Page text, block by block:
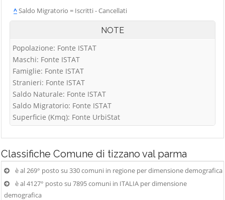
^Saldo Migratorio = Iscritti - Cancellati
NOTE
Popolazione: Fonte ISTAT
Maschi: Fonte ISTAT
Famiglie: Fonte ISTAT
Stranieri: Fonte ISTAT
Saldo Naturale: Fonte ISTAT
Saldo Migratorio: Fonte ISTAT
Superficie (Kmq): Fonte UrbiStat
Classifiche Comune di tizzano val parma
è al 269° posto su 330 comuni in regione per dimensione demografica
è al 4127° posto su 7895 comuni in ITALIA per dimensione
demografica